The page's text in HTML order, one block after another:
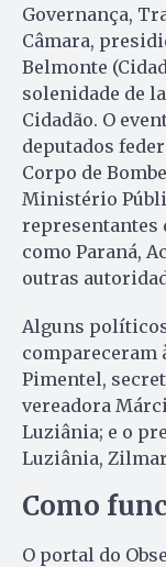
Governança,
Câmara,
Belmonte
solenidade de
Cidadão. O
deputados
Corpo de
Ministério
representantes
como Paraná,
outras
Alguns
compareceram
Pimentel,
vereadora
Luziânia; e o
Luziânia,
Como
O portal do